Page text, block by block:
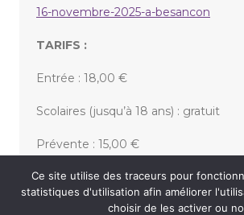
16-novembre-2025-a-besancon
TARIFS :
Entrée : 18,00 €
Scolaires (jusqu’à 18 ans) : gratuit
Prévente : 15,00 €
TOUTÂNKHADANSE GALA
Ce site utilise des traceurs pour
statistiques d'utilisation afin améliorer
choisir de les activer ou